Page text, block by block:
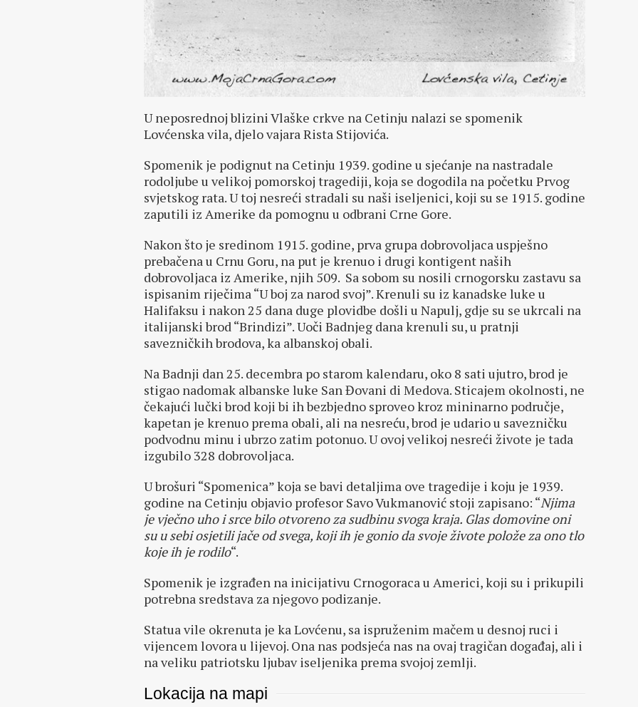
U neposrednoj blizini Vlaške crkve na Cetinju nalazi se spomenik
Lovćenska vila, djelo vajara Rista Stijovića.
Spomenik je podignut na Cetinju 1939. godine u sjećanje na nastradale
rodoljube u velikoj pomorskoj tragediji, koja se dogodila na početku Prvog
svjetskog rata. U toj nesreći stradali su naši iseljenici, koji su se 1915. godine
zaputili iz Amerike da pomognu u odbrani Crne Gore.
Nakon što je sredinom 1915. godine, prva grupa dobrovoljaca uspješno
prebačena u Crnu Goru, na put je krenuo i drugi kontigent naših
dobrovoljaca iz Amerike, njih 509. Sa sobom su nosili crnogorsku zastavu sa
ispisanim riječima “U boj za narod svoj”. Krenuli su iz kanadske luke u
Halifaksu i nakon 25 dana duge plovidbe došli u Napulj, gdje su se ukrcali na
italijanski brod “Brindizi”. Uoči Badnjeg dana krenuli su, u pratnji
savezničkih brodova, ka albanskoj obali.
Na Badnji dan 25. decembra po starom kalendaru, oko 8 sati ujutro, brod je
stigao nadomak albanske luke San Đovani di Medova. Sticajem okolnosti, ne
čekajući lučki brod koji bi ih bezbjedno sproveo kroz mininarno područje,
kapetan je krenuo prema obali, ali na nesreću, brod je udario u savezničku
podvodnu minu i ubrzo zatim potonuo. U ovoj velikoj nesreći živote je tada
izgubilo 328 dobrovoljaca.
U brošuri “Spomenica” koja se bavi detaljima ove tragedije i koju je 1939.
godine na Cetinju objavio profesor Savo Vukmanović stoji zapisano: “Njima
je vječno uho i srce bilo otvoreno za sudbinu svoga kraja. Glas domovine oni
su u sebi osjetili jače od svega, koji ih je gonio da svoje živote polože za ono tlo
koje ih je rodilo“.
Spomenik je izgrađen na inicijativu Crnogoraca u Americi, koji su i prikupili
potrebna sredstava za njegovo podizanje.
Statua vile okrenuta je ka Lovćenu, sa ispruženim mačem u desnoj ruci i
vijencem lovora u lijevoj. Ona nas podsjeća nas na ovaj tragičan događaj, ali i
na veliku patriotsku ljubav iseljenika prema svojoj zemlji.
Lokacija na mapi